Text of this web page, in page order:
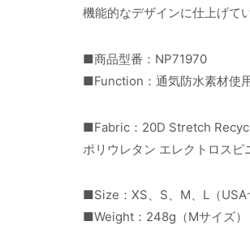
機能的なデザインに仕上げて
■商品型番：NP71970
■Function：通気防水素材使
■Fabric：20D Stretch
ポリウレタン エレクトロスピ
■Size：XS、S、M、L（USA
■Weight：248g（Mサイズ）